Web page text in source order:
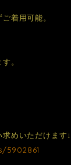
着用可能。
。
めいただけます↓